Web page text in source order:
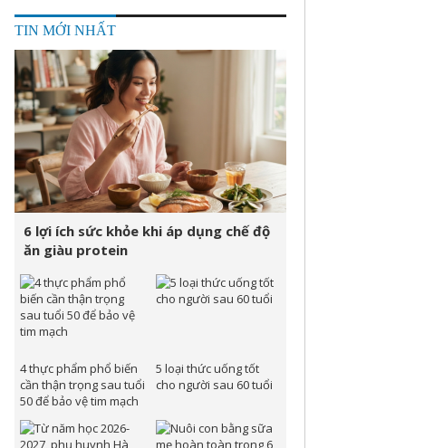
TIN MỚI NHẤT
6 lợi ích sức khỏe khi áp dụng chế độ
ăn giàu protein
4 thực phẩm phổ biến
cần thận trọng sau tuổi
50 để bảo vệ tim mạch
5 loại thức uống tốt
cho người sau 60 tuổi